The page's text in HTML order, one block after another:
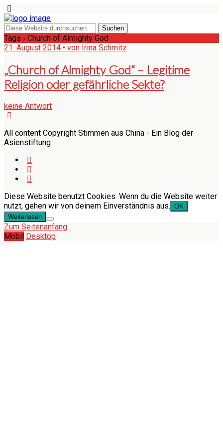
Tags › Church of Almighty God
21. August 2014 • von Irina Schmitz
„Church of Almighty God“ – Legitime
Religion oder gefährliche Sekte?
keine Antwort
All content Copyright Stimmen aus China - Ein Blog der
Asienstiftung
Diese Website benutzt Cookies. Wenn du die Website weiter
nutzt, gehen wir von deinem Einverständnis aus. OK
Weiterlesen
Zum Seitenanfang
Mobil Desktop